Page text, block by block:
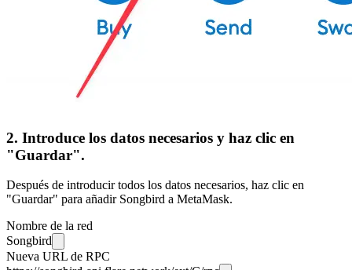
2. Introduce los datos necesarios y haz clic en
"Guardar".
Después de introducir todos los datos necesarios, haz clic en
"Guardar" para añadir Songbird a MetaMask.
Nombre de la red
Songbird
Nueva URL de RPC